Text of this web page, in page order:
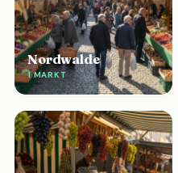
Nordwalde
1 MARKT